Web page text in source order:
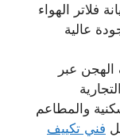
فلاتر الهواء
عالية
عبر
والمطاعم
فني تكييف